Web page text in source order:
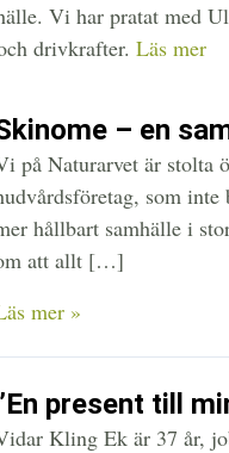
Vi har pratat med
drivkrafter. Läs mer
– en
på Naturarvet är stolta
som
hållbart samhälle i
att allt […]
mer »
present till
Kling Ek är 37 år,